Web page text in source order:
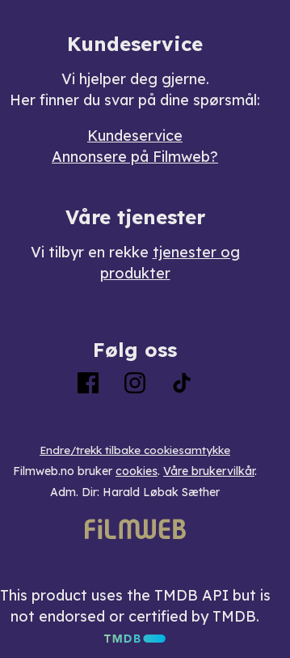
Kundeservice
Vi hjelper deg gjerne.
Her finner du svar på dine spørsmål:
Kundeservice
Annonsere på Filmweb?
Våre tjenester
Vi tilbyr en rekke tjenester og
produkter
Følg oss
Endre/trekk tilbake cookiesamtykke
Filmweb.no bruker cookies. Våre brukervilkår.
Adm. Dir: Harald Løbak Sæther
This product uses the TMDB API but is
not endorsed or certified by TMDB.